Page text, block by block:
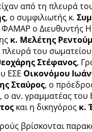
από τη πλευρά
, ο συμφιλιωτής κ.
ΦΑΜΑΡ ο Διευθυντής
κ. Μελέτης
πλευρά του
Στέφανος,
ΕΣΕ Οικονόμου
Σταύρος, ο
, ο αν. γραμματέας του
και η δικηγόρος κ.
βρίσκονται